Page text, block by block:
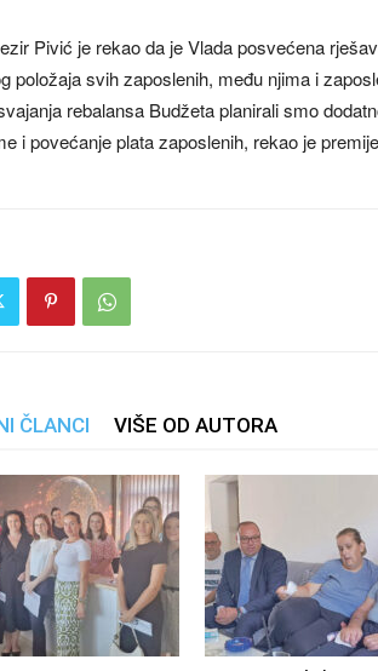
Pivić je rekao da je Vlada posvećena
položaja svih zaposlenih, među njima i
rebalansa Budžeta planirali smo
i povećanje plata zaposlenih, rekao je
ČLANCI VIŠE OD AUTORA